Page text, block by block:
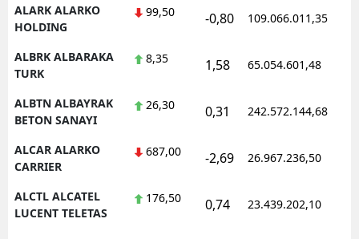
ALARK ALARKO
HOLDING
99,50 -0,80 109.066.011,35
ALBRK ALBARAKA
TURK
8,35 1,58 65.054.601,48
ALBTN ALBAYRAK
BETON SANAYI
26,30 0,31 242.572.144,68
ALCAR ALARKO
CARRIER
687,00 -2,69 26.967.236,50
ALCTL ALCATEL
LUCENT TELETAS
176,50 0,74 23.439.202,10